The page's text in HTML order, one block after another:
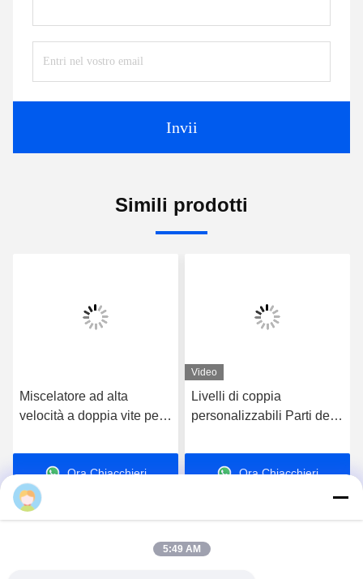
Invii
Simili prodotti
Miscelatore ad alta
velocità a doppia vite per
Ora Chiacchieri
Video
Livelli di coppia
personalizzabili Parti dell'
marcia, Casella di marcia
dell' estrusore a doppia
Ora Chiacchieri
5:49 AM